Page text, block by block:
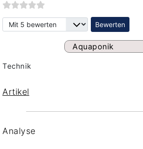
Bitte bewerten
Aquaponik
Technik
Artikel
Analyse